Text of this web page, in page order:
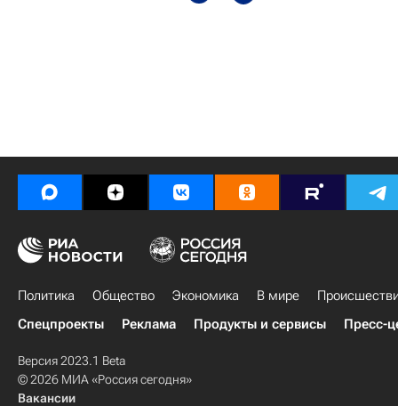
Политика Общество Экономика В мире
Спецпроекты
Реклама Продукты и сервисы Пресс-
Версия 2023.1 Beta
© 2026 МИА «Россия сегодня»
Вакансии